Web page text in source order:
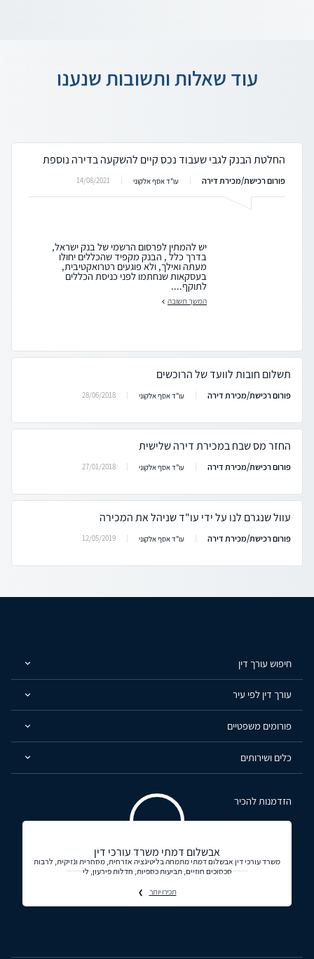
עוד שאלות ותשובות שנענו
החלטת הבנק לגבי שעבוד נכס קיים להשקעה בדירה נוספת
פורום רכישת/מכירת דירה עו"ד אסף אלקוני 14/08/2021
יש להמתין לפרסום הרשמי של בנק ישראל,
בדרך כלל , הבנק מקפיד שהכללים יחולו
מעתה ואילך, ולא פוגעים רטרואקטיבית,
בעסקאות שנחתמו לפני כניסת הכללים
לתוקף....
המשך תשובה
תשלום חובות לוועד של הרוכשים
פורום רכישת/מכירת דירה עו"ד אסף אלקוני 28/06/2018
החזר מס שבח במכירת דירה שלישית
פורום רכישת/מכירת דירה עו"ד אסף אלקוני 27/01/2018
עוול שנגרם לנו על ידי עו"ד שניהל את המכירה
פורום רכישת/מכירת דירה עו"ד אסף אלקוני 12/05/2019
חיפוש עורך דין
עורך דין לפי עיר
פורומים משפטיים
כלים ושירותים
הזדמנות להכיר
אבשלום דמתי משרד עורכי דין
משרד עורכי דין אבשלום דמתי מתמחה בליטיגציה אזרחית, מסחרית ונזיקית, לרבות
סכסוכים חוזיים, תביעות כספיות, חדלות פירעון, לי
תכירו יותר